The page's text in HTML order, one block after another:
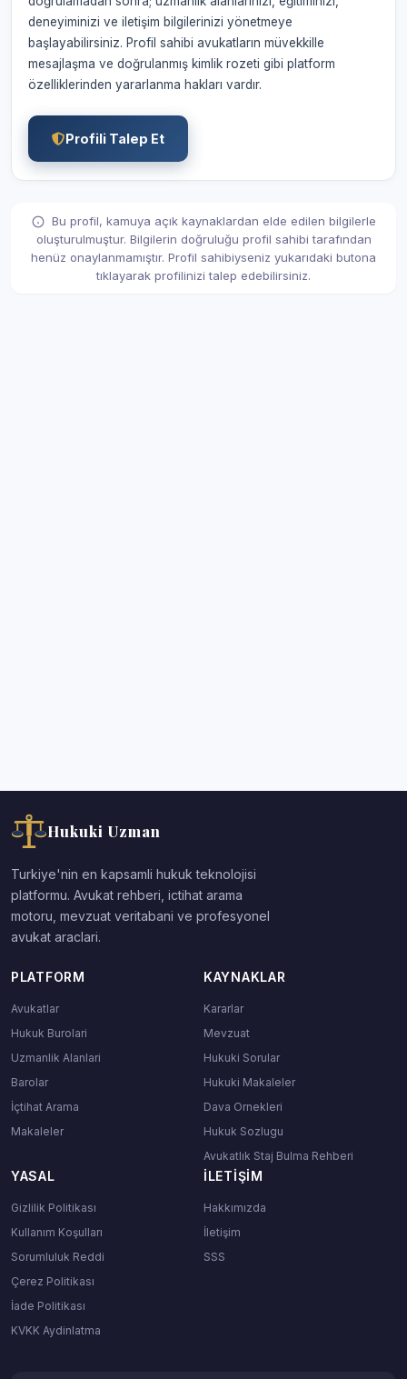
deneyiminizi ve iletişim bilgilerinizi yönetmeye
başlayabilirsiniz. Profil sahibi avukatların müvekkille
mesajlaşma ve doğrulanmış kimlik rozeti gibi platform
özelliklerinden yararlanma hakları vardır.
Profili Talep Et
Bu profil, kamuya açık kaynaklardan elde edilen bilgilerle
oluşturulmuştur. Bilgilerin doğruluğu profil sahibi tarafından
henüz onaylanmamıştır. Profil sahibiyseniz yukarıdaki butona
tıklayarak profilinizi talep edebilirsiniz.
Hukuki Uzman
Turkiye'nin en kapsamli hukuk teknolojisi
platformu. Avukat rehberi, ictihat arama
motoru, mevzuat veritabani ve profesyonel
avukat araclari.
PLATFORM
Avukatlar
Hukuk Burolari
Uzmanlik Alanlari
Barolar
İçtihat Arama
Makaleler
KAYNAKLAR
Kararlar
Mevzuat
Hukuki Sorular
Hukuki Makaleler
Dava Ornekleri
Hukuk Sozlugu
Avukatlık Staj Bulma Rehberi
YASAL
Gizlilik Politikası
Kullanım Koşulları
Sorumluluk Reddi
Çerez Politikası
İade Politikası
KVKK Aydinlatma
İLETIŞIM
Hakkımızda
İletişim
SSS